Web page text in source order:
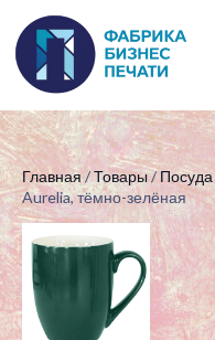
Главная/Товары/Посуда
Aurelia, тёмно-зелёная